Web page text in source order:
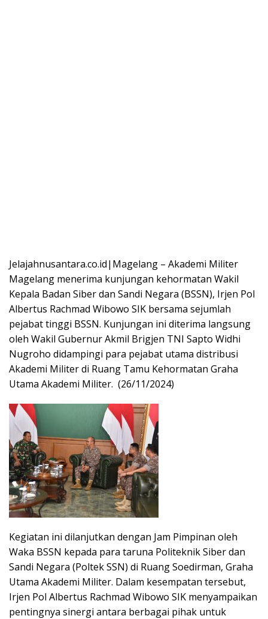
Jelajahnusantara.co.id|Magelang – Akademi Militer
Magelang menerima kunjungan kehormatan Wakil
Kepala Badan Siber dan Sandi Negara (BSSN), Irjen Pol
Albertus Rachmad Wibowo SIK bersama sejumlah
pejabat tinggi BSSN. Kunjungan ini diterima langsung
oleh Wakil Gubernur Akmil Brigjen TNI Sapto Widhi
Nugroho didampingi para pejabat utama distribusi
Akademi Militer di Ruang Tamu Kehormatan Graha
Utama Akademi Militer. (26/11/2024)
Kegiatan ini dilanjutkan dengan Jam Pimpinan oleh
Waka BSSN kepada para taruna Politeknik Siber dan
Sandi Negara (Poltek SSN) di Ruang Soedirman, Graha
Utama Akademi Militer. Dalam kesempatan tersebut,
Irjen Pol Albertus Rachmad Wibowo SIK menyampaikan
pentingnya sinergi antara berbagai pihak untuk